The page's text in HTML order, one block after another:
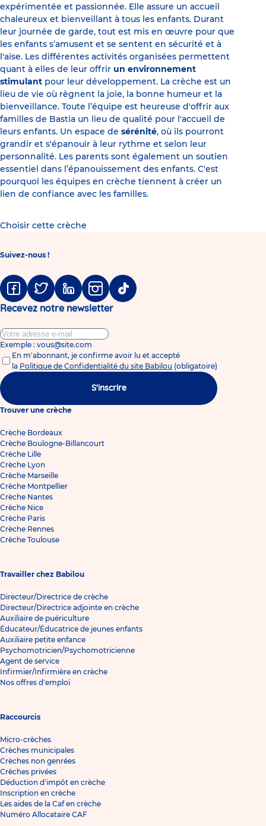
expérimentée et passionnée. Elle assure un accueil
chaleureux et bienveillant à tous les enfants. Durant
leur journée de garde, tout est mis en œuvre pour que
les enfants s’amusent et se sentent en sécurité et à
l'aise. Les différentes activités organisées permettent
quant à elles de leur offrir un environnement
stimulant pour leur développement. La crèche est un
lieu de vie où règnent la joie, la bonne humeur et la
bienveillance. Toute l’équipe est heureuse d'offrir aux
familles de Bastia un lieu de qualité pour l'accueil de
leurs enfants. Un espace de sérénité, où ils pourront
grandir et s'épanouir à leur rythme et selon leur
personnalité. Les parents sont également un soutien
essentiel dans l’épanouissement des enfants. C'est
pourquoi les équipes en crèche tiennent à créer un
lien de confiance avec les familles.
Choisir cette crèche
Suivez-nous !
FacebookTwitter LinkedinInstagramTiktok
Recevez notre newsletter
Exemple : vous@site.com
En m'abonnant, je confirme avoir lu et accepté
la Politique de Confidentialité du site Babilou (obligatoire)
S'inscrire
Trouver une crèche
Crèche Bordeaux
Crèche Boulogne-Billancourt
Crèche Lille
Crèche Lyon
Crèche Marseille
Crèche Montpellier
Crèche Nantes
Crèche Nice
Crèche Paris
Crèche Rennes
Crèche Toulouse
Travailler chez Babilou
Directeur/Directrice de crèche
Directeur/Directrice adjointe en crèche
Auxiliaire de puériculture
Éducateur/Éducatrice de jeunes enfants
Auxiliaire petite enfance
Psychomotricien/Psychomotricienne
Agent de service
Infirmier/Infirmière en crèche
Nos offres d'emploi
Raccourcis
Micro-crèches
Crèches municipales
Crèches non genrées
Crèches privées
Déduction d'impôt en crèche
Inscription en crèche
Les aides de la Caf en crèche
Numéro Allocataire CAF